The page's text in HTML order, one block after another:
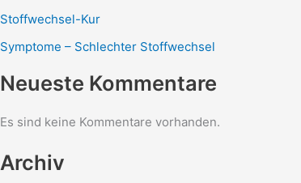
Stoffwechsel-Kur
Symptome – Schlechter Stoffwechsel
Neueste Kommentare
Es sind keine Kommentare vorhanden.
Archiv